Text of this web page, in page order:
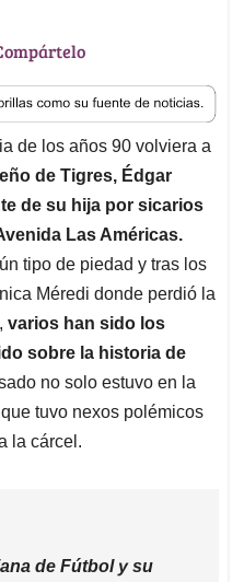
de los años 90 volviera a
de Tigres, Édgar
de su hija por sicarios
Las Américas.
tipo de piedad y tras los
Méredi donde perdió la
varios han sido los
sobre la historia de
no solo estuvo en la
tuvo nexos polémicos
la cárcel.
de Fútbol y su